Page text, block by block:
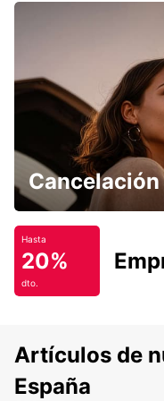
Hasta
20%
dto.
Artículos de
España